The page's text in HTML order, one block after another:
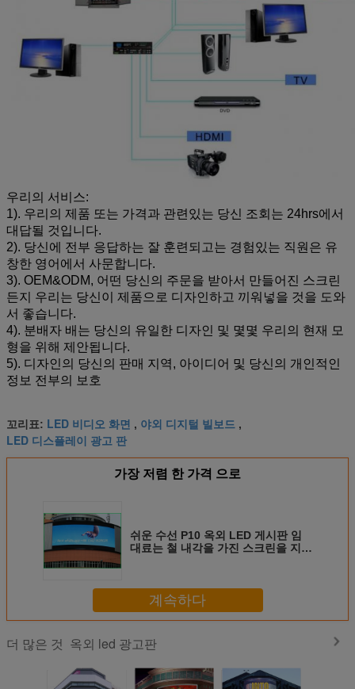
우리의 서비스:
1). 우리의 제품 또는 가격과 관련있는 당신 조회는 24hrs에서
대답될 것입니다.
2). 당신에 전부 응답하는 잘 훈련되고는 경험있는 직원은 유
창한 영어에서 사문합니다.
3). OEM&ODM, 어떤 당신의 주문을 받아서 만들어진 스크린
든지 우리는 당신이 제품으로 디자인하고 끼워넣을 것을 도와
서 좋습니다.
4). 분배자 배는 당신의 유일한 디자인 및 몇몇 우리의 현재 모
형을 위해 제안됩니다.
5). 디자인의 당신의 판매 지역, 아이디어 및 당신의 개인적인
정보 전부의 보호
꼬리표: LED 비디오 화면 , 야외 디지털 빌보드 ,
LED 디스플레이 광고 판
가장 저렴 한 가격 으로
쉬운 수선 P10 옥외 LED 게시판 임
대료는 철 내각을 가진 스크린을 지도
계속하다
더 많은 것 옥외 led 광고판